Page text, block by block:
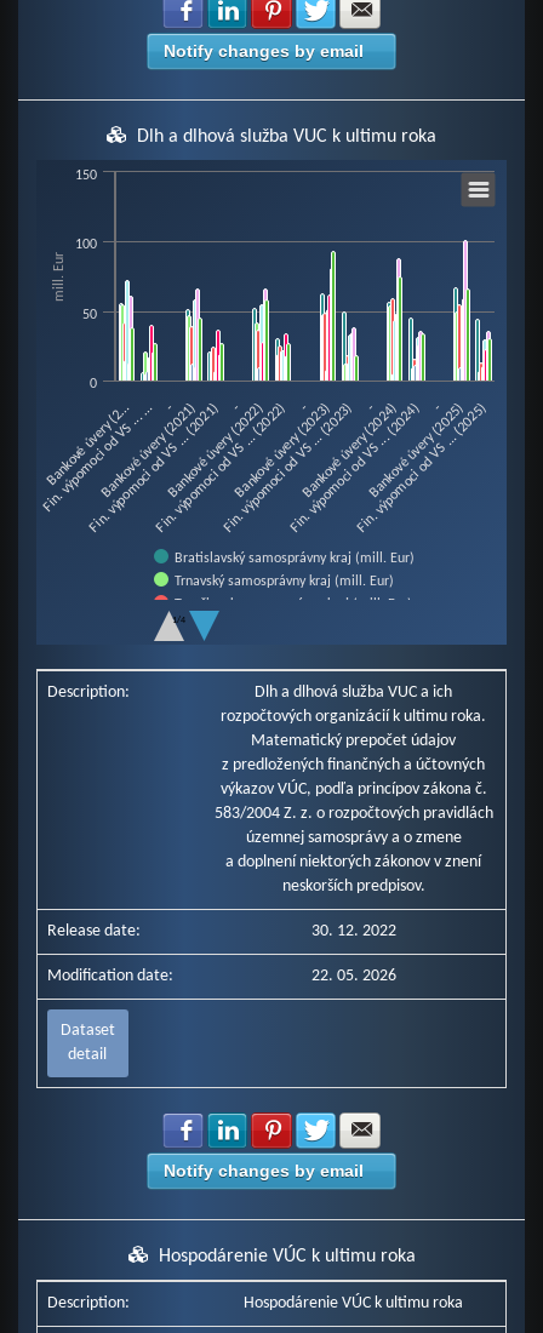
Share with Facebook
Share with LinkedIn
Share with Pinterest
Share with Twitter
Notify changes by email
Dlh a dlhová služba VUC k ultimu roka
Chart
Bar chart with 8 data series.
View as data table, Chart
The chart has 1 X axis displaying categories.
The chart has 1 Y axis displaying mill. Eur. Data ranges from 5.03 to
mill. Eur
Bratislavský samosprávny kraj (mill. Eur)
Trnavský samosprávny kraj (mill. Eur)
Trenčiansky samosprávny kraj (mill. Eur)
Nitriansky samosprávny kraj (mill. Eur)
Banskobystrický samosprávny kraj (mill. Eur)
Prešovský samosprávny kraj (mill. Eur)
Košický samosprávny kraj (mill. Eur)
1/4
Bankové úvery (2…
Fin. výpomoci od VS ... … -
Bankové úvery (2021)
Fin. výpomoci od VS ... (2021) -
Bankové úvery (2022)
Fin. výpomoci od VS ... (2022) -
Bankové úvery (2023)
Fin. výpomoci od VS ... (2023) -
Bankové úvery (2024)
Fin. výpomoci od VS ... (2024) -
Bankové úvery (2025)
Fin. výpomoci od VS ... (2025)
0
50
100
150
Description:
Dlh a dlhová služba VUC a ich
rozpočtových organizácií k ultimu roka.
Matematický prepočet údajov
z predložených finančných a účtovných
výkazov VÚC, podľa princípov zákona č.
583/2004 Z. z. o rozpočtových pravidlách
územnej samosprávy a o zmene
a doplnení niektorých zákonov v znení
neskorších predpisov.
Release date: 30. 12. 2022
Modification date: 22. 05. 2026
Dataset
detail
Share with Facebook
Share with LinkedIn
Share with Pinterest
Share with Twitter
Notify changes by email
Hospodárenie VÚC k ultimu roka
Description: Hospodárenie VÚC k ultimu roka